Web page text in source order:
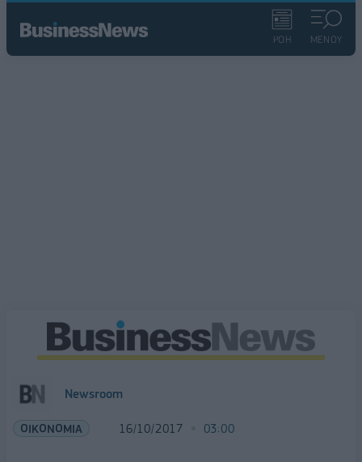
ΡΟΗ ΜΕΝΟΥ
Newsroom
ΟΙΚΟΝΟΜΙΑ 16/10/2017 03:00